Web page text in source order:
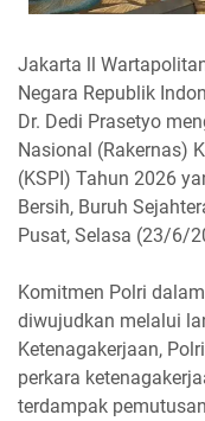
Jakarta ll
Negara Republik
Dr. Dedi Prasetyo
Nasional (Rakernas)
(KSPI) Tahun 2026
Bersih, Buruh
Pusat, Selasa (23/6/
Komitmen Polri
diwujudkan melalui
Ketenagakerjaan,
perkara
terdampak